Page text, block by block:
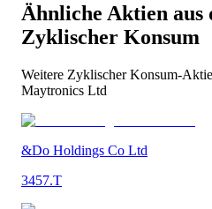
Ähnliche Aktien aus
Zyklischer Konsum
Weitere Zyklischer Konsum-
Maytronics Ltd
&Do Holdings Co Ltd
3457.T